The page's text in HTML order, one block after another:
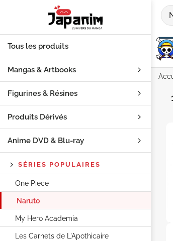
Tous les produits
Mangas & Artbooks
Figurines & Résines
Produits Dérivés
Anime DVD & Blu‑ray
SÉRIES POPULAIRES
One Piece
Naruto
My Hero Academia
Les Carnets de L'Apothicaire